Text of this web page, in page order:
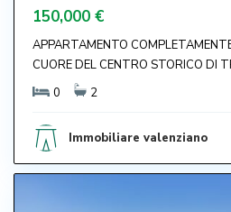
150,000 €
APPARTAMENTO
CUORE DEL CENTRO STORICO DI
0
2
Immobiliare valenziano